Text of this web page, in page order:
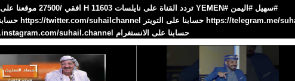
حسابنا على الانستغرام https://www.instagram.com/suhail.channel/ قناة_سهيل# ‪